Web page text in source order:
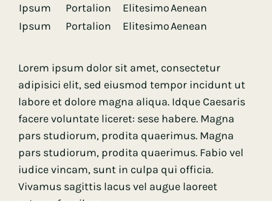
Ipsum
Portalion ElitesimoAenean
Ipsum
Portalion ElitesimoAenean
Lorem ipsum dolor sit amet, consectetur
adipisici elit, sed eiusmod tempor incidunt ut
labore et dolore magna aliqua. Idque Caesaris
facere voluntate liceret: sese habere. Magna
pars studiorum, prodita quaerimus. Magna
pars studiorum, prodita quaerimus. Fabio vel
iudice vincam, sunt in culpa qui officia.
Vivamus sagittis lacus vel augue laoreet